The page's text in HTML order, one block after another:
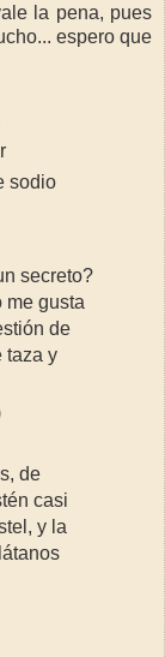
la pena, pues
espero que
sodio
secreto?
me gusta
de
taza y
de
casi
y la